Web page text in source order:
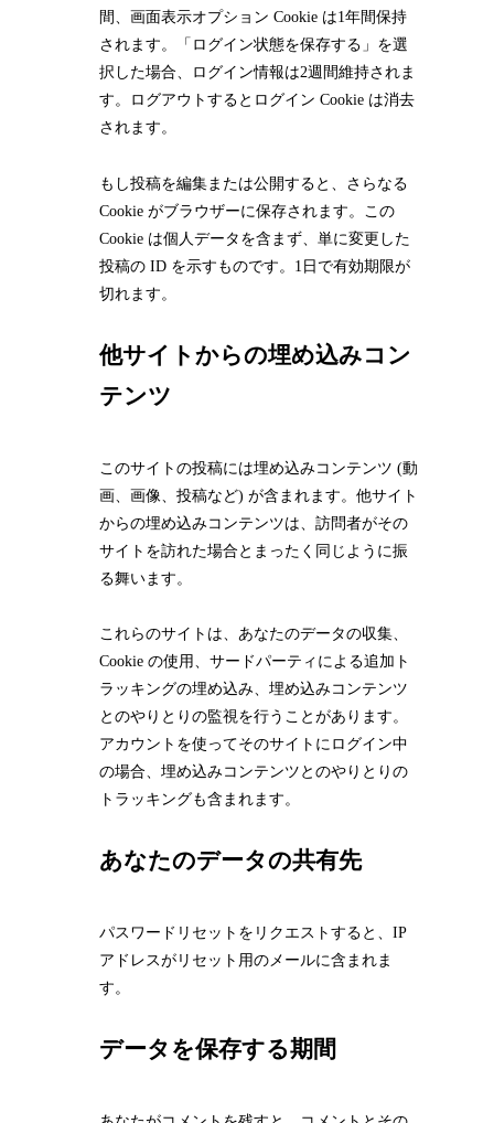
間、画面表示オプション Cookie は1年間保持
されます。「ログイン状態を保存する」を選
択した場合、ログイン情報は2週間維持されま
す。ログアウトするとログイン Cookie は消去
されます。
もし投稿を編集または公開すると、さらなる
Cookie がブラウザーに保存されます。この
Cookie は個人データを含まず、単に変更した
投稿の ID を示すものです。1日で有効期限が
切れます。
他サイトからの埋め込みコン
テンツ
このサイトの投稿には埋め込みコンテンツ (動
画、画像、投稿など) が含まれます。他サイト
からの埋め込みコンテンツは、訪問者がその
サイトを訪れた場合とまったく同じように振
る舞います。
これらのサイトは、あなたのデータの収集、
Cookie の使用、サードパーティによる追加ト
ラッキングの埋め込み、埋め込みコンテンツ
とのやりとりの監視を行うことがあります。
アカウントを使ってそのサイトにログイン中
の場合、埋め込みコンテンツとのやりとりの
トラッキングも含まれます。
あなたのデータの共有先
パスワードリセットをリクエストすると、IP
アドレスがリセット用のメールに含まれま
す。
データを保存する期間